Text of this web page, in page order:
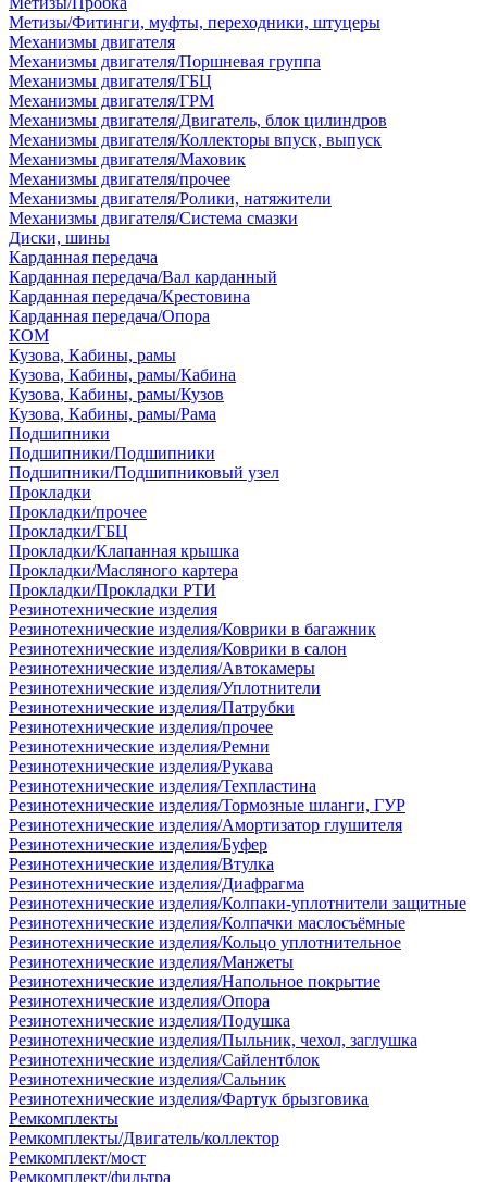
Метизы/Фитинги, муфты, переходники, штуцеры
Механизмы двигателя
Механизмы двигателя/Поршневая группа
Механизмы двигателя/ГБЦ
Механизмы двигателя/ГРМ
Механизмы двигателя/Двигатель, блок цилиндров
Механизмы двигателя/Коллекторы впуск, выпуск
Механизмы двигателя/Маховик
Механизмы двигателя/прочее
Механизмы двигателя/Ролики, натяжители
Механизмы двигателя/Система смазки
Диски, шины
Карданная передача
Карданная передача/Вал карданный
Карданная передача/Крестовина
Карданная передача/Опора
КОМ
Кузова, Кабины, рамы
Кузова, Кабины, рамы/Кабина
Кузова, Кабины, рамы/Кузов
Кузова, Кабины, рамы/Рама
Подшипники
Подшипники/Подшипники
Подшипники/Подшипниковый узел
Прокладки
Прокладки/прочее
Прокладки/ГБЦ
Прокладки/Клапанная крышка
Прокладки/Масляного картера
Прокладки/Прокладки РТИ
Резинотехнические изделия
Резинотехнические изделия/Коврики в багажник
Резинотехнические изделия/Коврики в салон
Резинотехнические изделия/Автокамеры
Резинотехнические изделия/Уплотнители
Резинотехнические изделия/Патрубки
Резинотехнические изделия/прочее
Резинотехнические изделия/Ремни
Резинотехнические изделия/Рукава
Резинотехнические изделия/Техпластина
Резинотехнические изделия/Тормозные шланги, ГУР
Резинотехнические изделия/Амортизатор глушителя
Резинотехнические изделия/Буфер
Резинотехнические изделия/Втулка
Резинотехнические изделия/Диафрагма
Резинотехнические изделия/Колпаки-уплотнители защитные
Резинотехнические изделия/Колпачки маслосъёмные
Резинотехнические изделия/Кольцо уплотнительное
Резинотехнические изделия/Манжеты
Резинотехнические изделия/Напольное покрытие
Резинотехнические изделия/Опора
Резинотехнические изделия/Подушка
Резинотехнические изделия/Пыльник, чехол, заглушка
Резинотехнические изделия/Сайлентблок
Резинотехнические изделия/Сальник
Резинотехнические изделия/Фартук брызговика
Ремкомплекты
Ремкомплекты/Двигатель/коллектор
Ремкомплект/мост
Ремкомплект/фильтра